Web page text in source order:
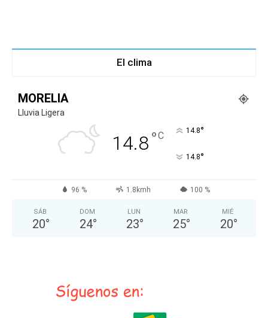
El clima
MORELIA
Lluvia Ligera
14.8°C 14.8°
14.8°
96 % 1.8kmh 100 %
SÁB
20°
DOM
24°
LUN
23°
MAR
25°
MIÉ
20°